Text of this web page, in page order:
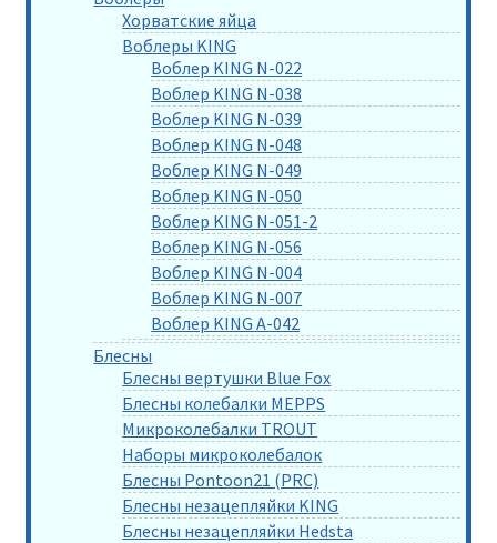
Хорватские яйца
Воблеры KING
Воблер KING N-022
Воблер KING N-038
Воблер KING N-039
Воблер KING N-048
Воблер KING N-049
Воблер KING N-050
Воблер KING N-051-2
Воблер KING N-056
Воблер KING N-004
Воблер KING N-007
Воблер KING A-042
Блесны
Блесны вертушки Blue Fox
Блесны колебалки MEPPS
Микроколебалки TROUT
Наборы микроколебалок
Блесны Pontoon21 (PRC)
Блесны незацепляйки KING
Блесны незацепляйки Hedsta